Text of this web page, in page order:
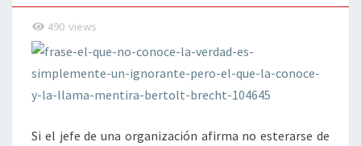
490 views
Si el jefe de una organización afirma no esterarse de